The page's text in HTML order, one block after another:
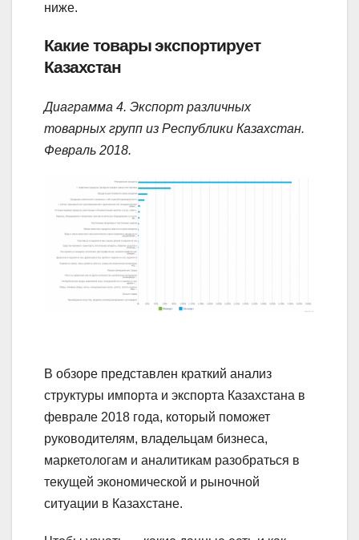
ниже.
Какие товары экспортирует
Казахстан
Диаграмма 4. Экспорт различных
товарных групп из Республики Казахстан.
Февраль 2018.
В обзоре представлен краткий анализ
структуры импорта и экспорта Казахстана в
феврале 2018 года, который поможет
руководителям, владельцам бизнеса,
маркетологам и аналитикам разобраться в
текущей экономической и рыночной
ситуации в Казахстане.